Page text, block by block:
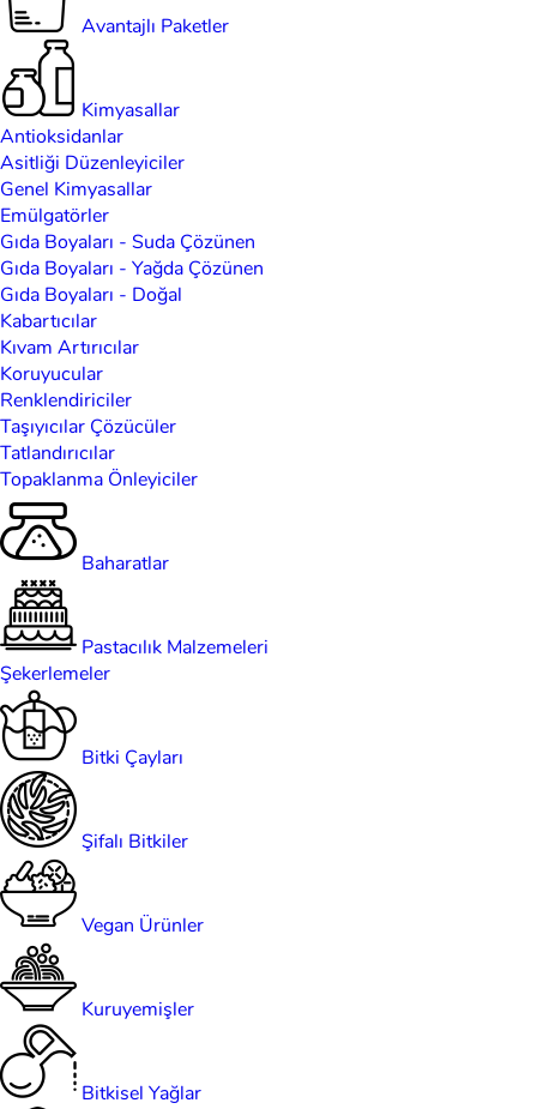
Avantajlı Paketler
Kimyasallar
Antioksidanlar
Asitliği Düzenleyiciler
Genel Kimyasallar
Emülgatörler
Gıda Boyaları - Suda Çözünen
Gıda Boyaları - Yağda Çözünen
Gıda Boyaları - Doğal
Kabartıcılar
Kıvam Artırıcılar
Koruyucular
Renklendiriciler
Taşıyıcılar Çözücüler
Tatlandırıcılar
Topaklanma Önleyiciler
Baharatlar
Pastacılık Malzemeleri
Şekerlemeler
Bitki Çayları
Şifalı Bitkiler
Vegan Ürünler
Kuruyemişler
Bitkisel Yağlar